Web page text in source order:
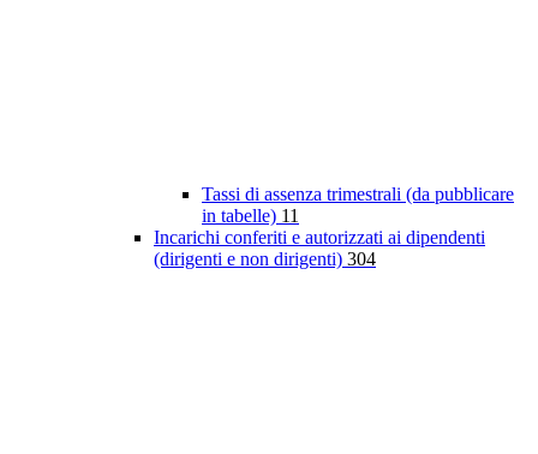
Tassi di assenza trimestrali (da pubblicare
in tabelle) 11
Incarichi conferiti e autorizzati ai dipendenti
(dirigenti e non dirigenti) 304